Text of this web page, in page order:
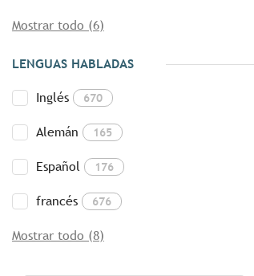
Mostrar todo (6)
LENGUAS HABLADAS
Inglés 670
Alemán 165
Español 176
francés 676
Mostrar todo (8)